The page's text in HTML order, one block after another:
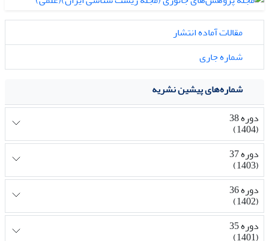
مقالات آماده انتشار
شماره جاری
شماره‌های پیشین نشریه
دوره 38
(1404)
دوره 37
(1403)
دوره 36
(1402)
دوره 35